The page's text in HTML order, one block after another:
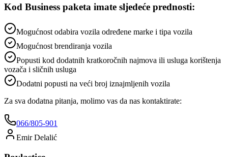
Kod Business paketa imate sljedeće prednosti:
Mogućnost odabira vozila određene marke i tipa vozila
Mogućnost brendiranja vozila
Popusti kod dodatnih kratkoročnih najmova ili usluga korištenja
vozača i sličnih usluga
Dodatni popusti na veći broj iznajmljenih vozila
Za sva dodatna pitanja, molimo vas da nas kontaktirate:
066/805-901
Emir Delalić